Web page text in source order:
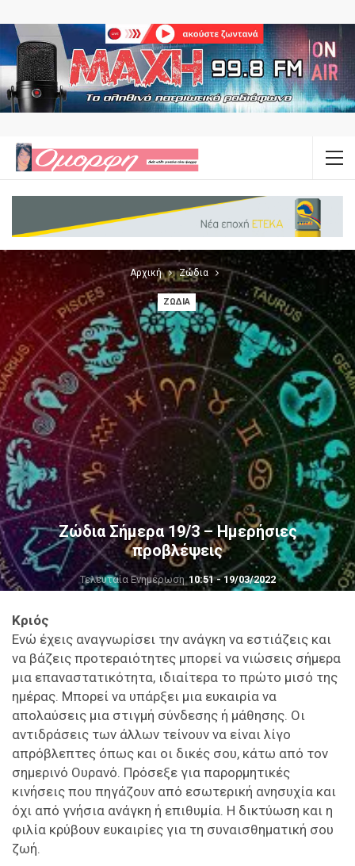
Αρχική Ζώδια
ΖΏΔΙΑ
Ζώδια Σήμερα 19/3 – Ημερήσιες
προβλέψεις
Τελευταία Ενημέρωση 10:51 - 19/03/2022
Κριός
Ενώ έχεις αναγνωρίσει την ανάγκη να εστιάζεις και
να βάζεις προτεραιότητες μπορεί να νιώσεις σήμερα
μια επαναστατικότητα, ιδιαίτερα το πρώτο μισό της
ημέρας. Μπορεί να υπάρξει μια ευκαιρία να
απολαύσεις μια στιγμή σύνδεσης ή μάθησης. Οι
αντιδράσεις των άλλων τείνουν να είναι λίγο
απρόβλεπτες όπως και οι δικές σου, κάτω από τον
σημερινό Ουρανό. Πρόσεξε για παρορμητικές
κινήσεις που πηγάζουν από εσωτερική ανησυχία και
όχι από γνήσια ανάγκη ή επιθυμία. Η δικτύωση και η
φιλία κρύβουν ευκαιρίες για τη συναισθηματική σου
ζωή.